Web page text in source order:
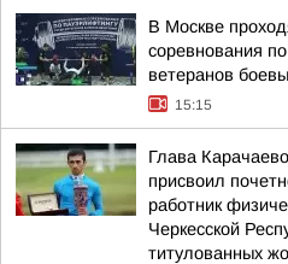
В Москве
соревнования
ветеранов
15:15
Глава
присвоил
работник
Черкесской
титулованных